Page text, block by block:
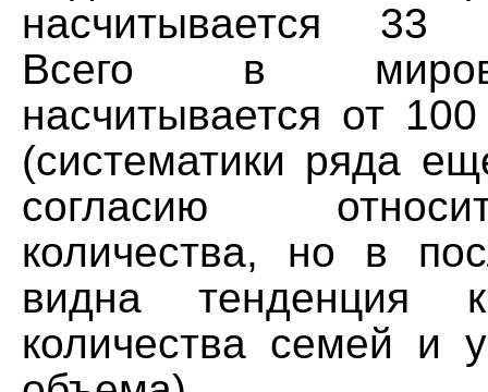
насчитывается 33
Всего в
насчитывается от
(систематики ряда
согласию
количества, но в
видна тенденция
количества семей и